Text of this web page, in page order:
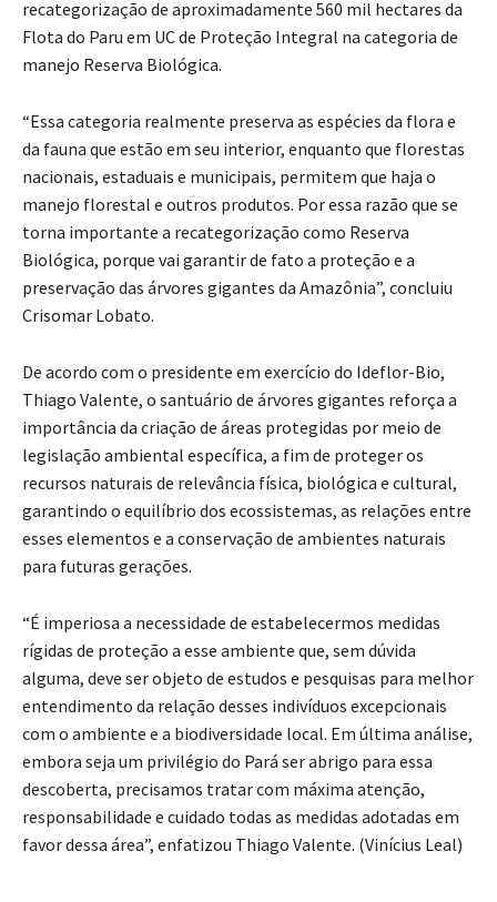
recategorização de aproximadamente 560 mil hectares da
Flota do Paru em UC de Proteção Integral na categoria de
manejo Reserva Biológica.
“Essa categoria realmente preserva as espécies da flora e
da fauna que estão em seu interior, enquanto que florestas
nacionais, estaduais e municipais, permitem que haja o
manejo florestal e outros produtos. Por essa razão que se
torna importante a recategorização como Reserva
Biológica, porque vai garantir de fato a proteção e a
preservação das árvores gigantes da Amazônia”, concluiu
Crisomar Lobato.
De acordo com o presidente em exercício do Ideflor-Bio,
Thiago Valente, o santuário de árvores gigantes reforça a
importância da criação de áreas protegidas por meio de
legislação ambiental específica, a fim de proteger os
recursos naturais de relevância física, biológica e cultural,
garantindo o equilíbrio dos ecossistemas, as relações entre
esses elementos e a conservação de ambientes naturais
para futuras gerações.
“É imperiosa a necessidade de estabelecermos medidas
rígidas de proteção a esse ambiente que, sem dúvida
alguma, deve ser objeto de estudos e pesquisas para melhor
entendimento da relação desses indivíduos excepcionais
com o ambiente e a biodiversidade local. Em última análise,
embora seja um privilégio do Pará ser abrigo para essa
descoberta, precisamos tratar com máxima atenção,
responsabilidade e cuidado todas as medidas adotadas em
favor dessa área”, enfatizou Thiago Valente. (Vinícius Leal)